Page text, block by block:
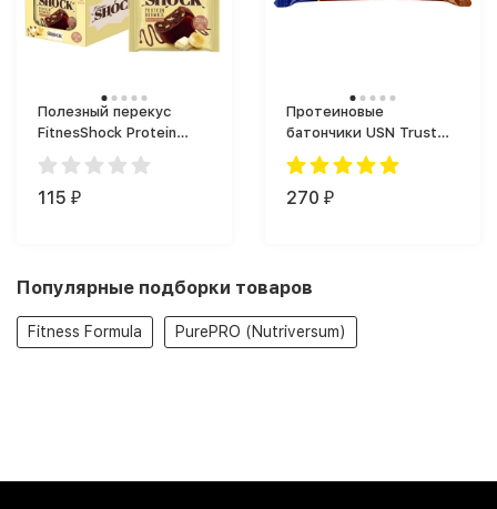
Полезный перекус
FitnesShock Protein
Brownie (50 г)
115 ₽
Протеиновые
батончики USN Trust
Crunch Protein Bar (60
г)
270 ₽
Популярные подборки товаров
Fitness Formula PurePRO (Nutriversum)